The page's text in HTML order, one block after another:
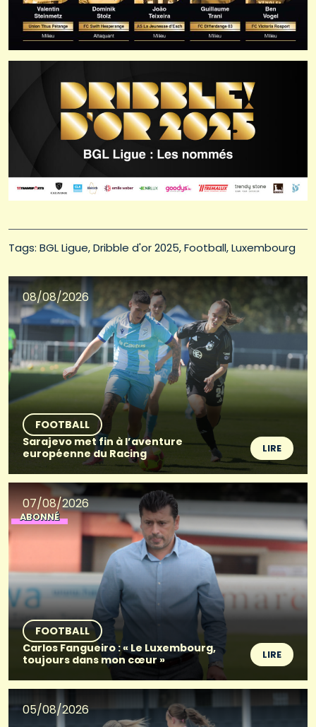
Tags: BGL Ligue Dribble d'or 2025 Football Luxembourg
08/08/2026
FOOTBALL
Sarajevo met fin à l’aventure
européenne du Racing
LIRE
07/08/2026
ABONNÉ
FOOTBALL
Carlos Fangueiro : « Le Luxembourg,
toujours dans mon cœur »
LIRE
05/08/2026